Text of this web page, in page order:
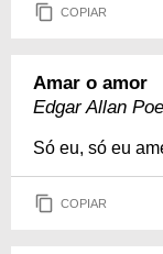
COPIAR
Amar o amor
Edgar Allan Poe
Só eu, só eu
COPIAR